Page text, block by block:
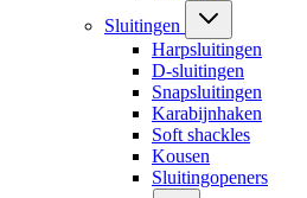
Sluitingen
Harpsluitingen
D-sluitingen
Snapsluitingen
Karabijnhaken
Soft shackles
Kousen
Sluitingopeners